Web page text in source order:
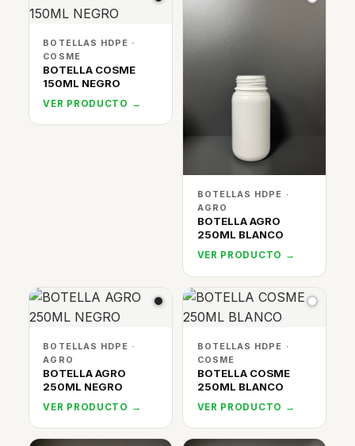
BOTELLAS HDPE ·
COSME
BOTELLA COSME
150ML NEGRO
VER PRODUCTO →
BOTELLAS HDPE ·
AGRO
BOTELLA AGRO
250ML BLANCO
VER PRODUCTO →
BOTELLAS HDPE ·
AGRO
BOTELLA AGRO
250ML NEGRO
VER PRODUCTO →
BOTELLAS HDPE ·
COSME
BOTELLA COSME
250ML BLANCO
VER PRODUCTO →